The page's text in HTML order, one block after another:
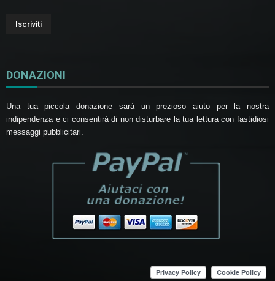
DONAZIONI
Una tua piccola donazione sarà un prezioso aiuto per la nostra
indipendenza e ci consentirà di non disturbare la tua lettura con fastidiosi
messaggi pubblicitari.